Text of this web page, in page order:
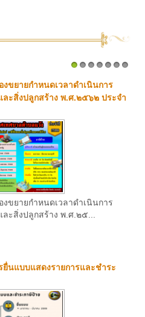
งขยายกำหนดเวลาดำเนินการ
ะสิ่งปลูกสร้าง พ.ศ.๒๕๖๒ ประจำ
ขยายกำหนดเวลาดำเนินการ
ะสิ่งปลูกสร้าง พ.ศ.๒๕...
ยื่นแบบแสดงรายการและชำระ